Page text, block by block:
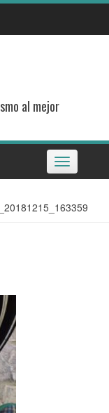
al mejor
Toggle
navigation